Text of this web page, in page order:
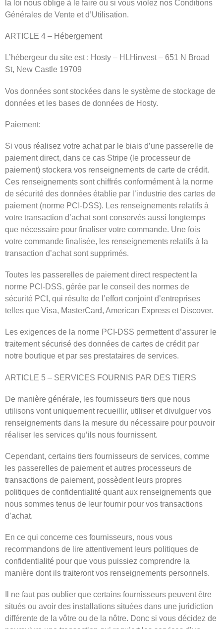
la loi nous oblige à le faire ou si vous violez nos Conditions
Générales de Vente et d’Utilisation.
ARTICLE 4 – Hébergement
L’hébergeur du site est : Hosty – HLHinvest – 651 N Broad
St, New Castle 19709
Vos données sont stockées dans le système de stockage de
données et les bases de données de Hosty.
Paiement:
Si vous réalisez votre achat par le biais d’une passerelle de
paiement direct, dans ce cas Stripe (le processeur de
paiement) stockera vos renseignements de carte de crédit.
Ces renseignements sont chiffrés conformément à la norme
de sécurité des données établie par l’industrie des cartes de
paiement (norme PCI-DSS). Les renseignements relatifs à
votre transaction d’achat sont conservés aussi longtemps
que nécessaire pour finaliser votre commande. Une fois
votre commande finalisée, les renseignements relatifs à la
transaction d’achat sont supprimés.
Toutes les passerelles de paiement direct respectent la
norme PCI-DSS, gérée par le conseil des normes de
sécurité PCI, qui résulte de l’effort conjoint d’entreprises
telles que Visa, MasterCard, American Express et Discover.
Les exigences de la norme PCI-DSS permettent d’assurer le
traitement sécurisé des données de cartes de crédit par
notre boutique et par ses prestataires de services.
ARTICLE 5 – SERVICES FOURNIS PAR DES TIERS
De manière générale, les fournisseurs tiers que nous
utilisons vont uniquement recueillir, utiliser et divulguer vos
renseignements dans la mesure du nécessaire pour pouvoir
réaliser les services qu’ils nous fournissent.
Cependant, certains tiers fournisseurs de services, comme
les passerelles de paiement et autres processeurs de
transactions de paiement, possèdent leurs propres
politiques de confidentialité quant aux renseignements que
nous sommes tenus de leur fournir pour vos transactions
d’achat.
En ce qui concerne ces fournisseurs, nous vous
recommandons de lire attentivement leurs politiques de
confidentialité pour que vous puissiez comprendre la
manière dont ils traiteront vos renseignements personnels.
Il ne faut pas oublier que certains fournisseurs peuvent être
situés ou avoir des installations situées dans une juridiction
différente de la vôtre ou de la nôtre. Donc si vous décidez de